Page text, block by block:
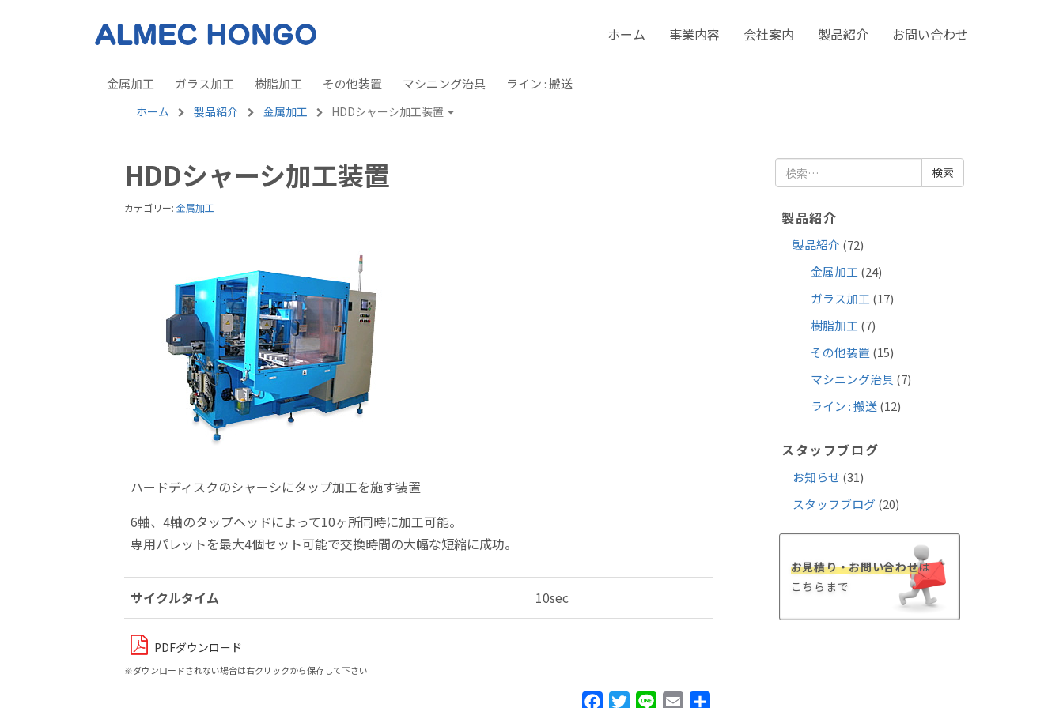
ホーム 事業内容 会社案内 製品紹介 お問い合わせ
金属加工 ガラス加工 樹脂加工 その他装置 マシニング治具 ライン : 搬送
ホーム 製品紹介 金属加工 HDDシャーシ加工装置
HDDシャーシ加工装置
カテゴリー: 金属加工
ハードディスクのシャーシにタップ加工を施す装置
6軸、4軸のタップヘッドによって10ヶ所同時に加工可能。
専用パレットを最大4個セット可能で交換時間の大幅な短縮に成功。
サイクルタイム 10sec
PDFダウンロード
※ダウンロードされない場合は右クリックから保存して下さい
FacebookTwitterLine Email
検
索:
製品紹介
製品紹介 (72)
金属加工 (24)
ガラス加工 (17)
樹脂加工 (7)
その他装置 (15)
マシニング治具 (7)
ライン : 搬送(12)
スタッフブログ
お知らせ (31)
スタッフブログ (20)
お見積り・お問い合わせは
こちらまで